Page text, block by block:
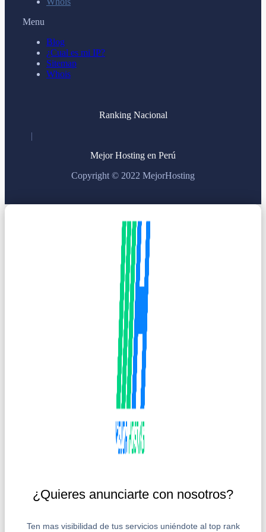
Menu
Blog
¿Cual es mi IP?
Sitemap
Whois
Ranking Nacional
Mejor Hosting en Perú
Copyright © 2022 MejorHosting
¿Quieres anunciarte con nosotros?
Ten mas visibilidad de tus servicios uniéndote al top rank